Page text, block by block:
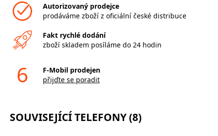
Autorizovaný prodejce
prodáváme zboží z oficiální české distribuce
Fakt rychlé dodání
zboží skladem posíláme do 24 hodin
6
F-Mobil prodejen
přijďte se poradit
SOUVISEJÍCÍ TELEFONY (8)